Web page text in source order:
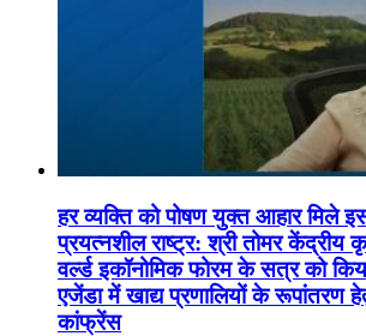
हर व्यक्ति को पोषण युक्त आहार मिले
प्रयत्नशील राष्ट्र: श्री तोमर केंद्रीय
वर्ल्ड इकॉनोमिक फोरम के सत्र को
एजेंडा में खाद्य प्रणालियों के रूपांतरण
कांफ्रेंस